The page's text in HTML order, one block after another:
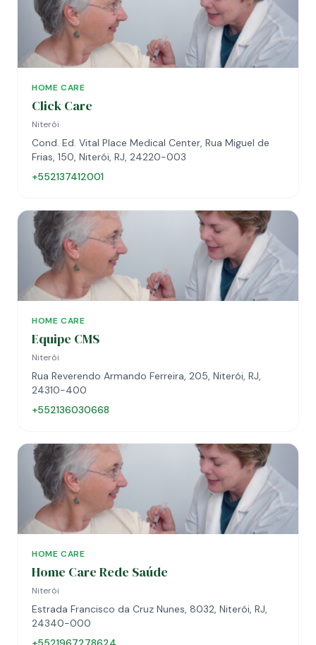
HOME CARE
Click Care
Niterói
Cond. Ed. Vital Place Medical Center, Rua Miguel de
Frias, 150, Niterói, RJ, 24220-003
+552137412001
HOME CARE
Equipe CMS
Niterói
Rua Reverendo Armando Ferreira, 205, Niterói, RJ,
24310-400
+552136030668
HOME CARE
Home Care Rede Saúde
Niterói
Estrada Francisco da Cruz Nunes, 8032, Niterói, RJ,
24340-000